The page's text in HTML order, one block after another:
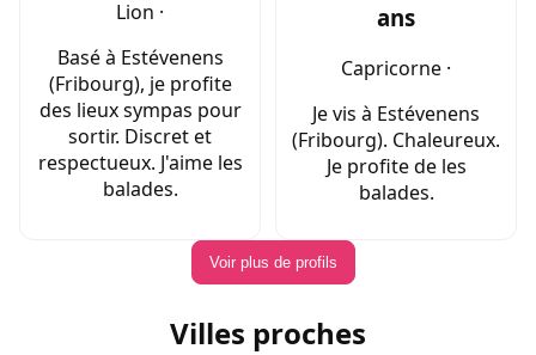
Lion ·
Basé à Estévenens
(Fribourg), je profite
des lieux sympas pour
sortir. Discret et
respectueux. J'aime les
balades.
ans
Capricorne ·
Je vis à Estévenens
(Fribourg). Chaleureux.
Je profite de les
balades.
Voir plus de profils
Villes proches